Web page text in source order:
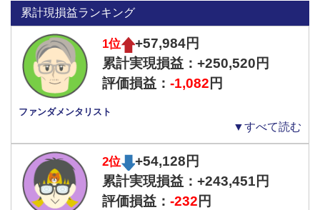
●途中の下落はポジションを仕込むチャンス！
トレンドは永遠に続くわけではなく、多かれ少なかれ、途中に下落
する場面はあります。
買い設定の場合、下落する場面では一定間隔でポジションを追加保
有しながら運用し、上昇すると利益確定を行っていきますので、途
スとなります。
累計現損益ランキング
1位
+57,984円
累計実現損益：+250,520円
評価損益： -1,082 円
ファンダメンタリスト
▼すべて読む
2位
+54,128円
累計実現損益：+243,451円
評価損益： -232 円